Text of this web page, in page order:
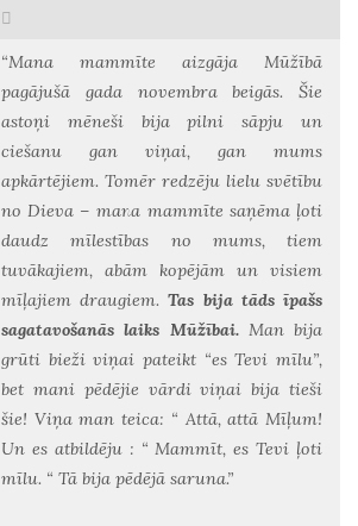
“Mana mammīte aizgāja Mūžībā
pagājušā gada novembra beigās. Šie
astoņi mēneši bija pilni sāpju un
ciešanu gan viņai, gan mums
apkārtējiem. Tomēr redzēju lielu svētību
no Dieva – mana mammīte saņēma ļoti
daudz mīlestības no mums, tiem
tuvākajiem, abām kopējām un visiem
mīļajiem draugiem.Tas bija tāds īpašs
sagatavošanās laiks Mūžībai.Man bija
grūti bieži viņai pateikt “es Tevi mīlu”,
bet mani pēdējie vārdi viņai bija tieši
šie! Viņa man teica: “ Attā, attā Mīļum!
Un es atbildēju : “ Mammīt, es Tevi ļoti
mīlu. “ Tā bija pēdējā saruna.”